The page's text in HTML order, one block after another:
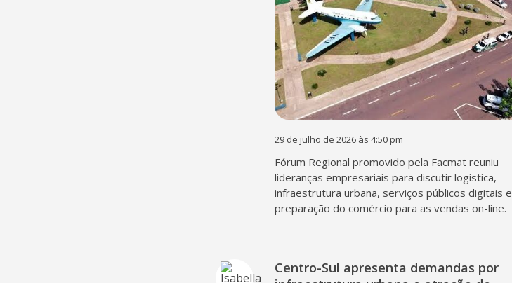
29 de julho de 2026 às 4:50 pm
Fórum Regional promovido pela Facmat reuniu
lideranças empresariais para discutir logística,
infraestrutura urbana, serviços públicos digitais e
preparação do comércio para as vendas on-line.
Centro-Sul apresenta demandas por